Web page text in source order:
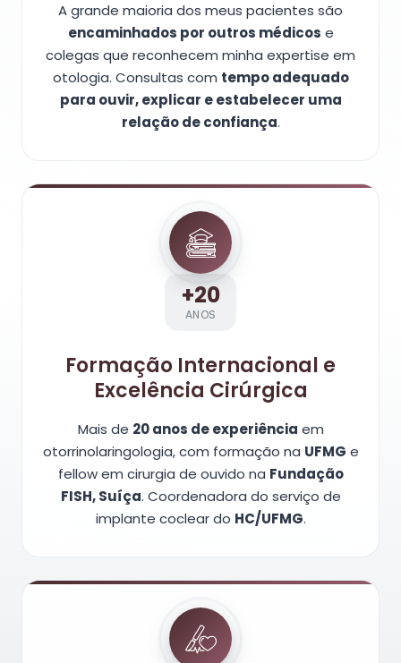
A grande maioria dos meus pacientes são
encaminhados por outros médicos e
colegas que reconhecem minha expertise em
otologia. Consultas com tempo adequado
para ouvir, explicar e estabelecer uma
relação de confiança.
+20
ANOS
Formação Internacional e
Excelência Cirúrgica
Mais de 20 anos de experiência em
otorrinolaringologia, com formação na UFMG e
fellow em cirurgia de ouvido na Fundação
FISH, Suíça. Coordenadora do serviço de
implante coclear do HC/UFMG.